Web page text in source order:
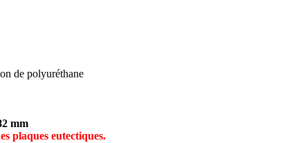
de polyuréthane
mm
plaques eutectiques.